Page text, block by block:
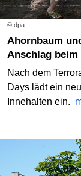
© dpa
Ahornbaum und Regenbogenbank erinnern an
Anschlag beim
Nach dem
Days lädt ein
Innehalten ein.